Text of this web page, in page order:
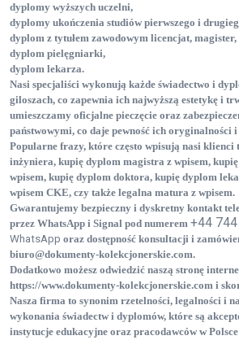
dyplomy wyższych uczelni,
dyplomy ukończenia studiów pierwszego i
dyplom z tytułem zawodowym licencjat,
dyplom pielęgniarki,
dyplom lekarza.
Nasi specjaliści wykonują każde świadectwo i
giloszach, co zapewnia ich najwyższą estetykę i
umieszczamy oficjalne pieczęcie oraz
państwowymi, co daje pewność ich oryginalności i
Popularne frazy, które często wpisują nasi klienci
inżyniera, kupię dyplom magistra z wpisem,
wpisem, kupię dyplom doktora, kupię dyplom
wpisem CKE, czy także legalna matura z wpisem.
Gwarantujemy bezpieczny i dyskretny kontakt
przez WhatsApp i Signal pod numerem +44
WhatsApp oraz dostępność konsultacji i
biuro@dokumenty-kolekcjonerskie.com.
Dodatkowo możesz odwiedzić naszą stronę
https://www.dokumenty-kolekcjonerskie.com i
Nasza firma to synonim rzetelności, legalności i
wykonania świadectw i dyplomów, które są
instytucje edukacyjne oraz pracodawców w